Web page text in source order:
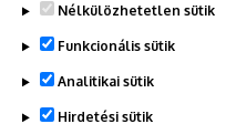
Nélkülözhetetlen sütik
Funkcionális sütik
Analitikai sütik
Hirdetési sütik